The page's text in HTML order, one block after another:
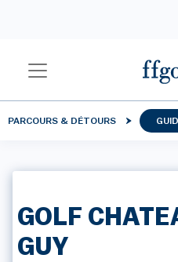
PARCOURS & DÉTOURS
GOLF
GUY